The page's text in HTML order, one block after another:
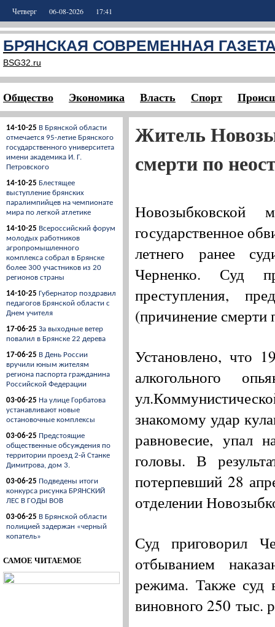
Четверг 06-08-2026 17:41
БРЯНСКАЯ СОВРЕМЕННАЯ
BSG32.ru
Общество Экономика Власть Спорт
14-10-25 В Брянской области
отмечается 95-летие Брянского
государственного университета
имени академика И. Г.
Петровского
14-10-25 Блестящее
выступление брянских
паралимпийцев на чемпионате
мира по легкой атлетике
14-10-25 Всероссийский форум
молодых работников
агропромышленного
комплекса собрал в Брянске
более 300 участников из 20
регионов страны
14-10-25 Губернатор поздравил
педагогов Брянской области с
Днем учителя
17-06-25 За выходные ветер
повалил в Брянске 22 дерева
17-06-25 В День России
вручили юным жителям
региона паспорта гражданина
Российской Федерации
03-06-25 На улице Горбатова
устанавливают новые
остановочные комплексы
03-06-25 Предстоящие
общественные обсуждения по
территории проезд 2-й Станке
Димитрова, дом 3.
03-06-25 Подведены итоги
конкурса рисунка БРЯНСКИЙ
ЛЕС В ГОДЫ ВОВ
03-06-25 В Брянской области
полицией задержан «черный
копатель»
САМОЕ ЧИТАЕМОЕ
Житель
смерти по
Новозыбковской
государственное
летнего ранее
Черненко. Суд
преступления,
(причинение смерти
Установлено, что
алкогольного
знакомому удар
равновесие, упал
головы. В
потерпевший 28
отделении
Суд приговорил
отбыванием
режима. Также суд
виновного 250 тыс.